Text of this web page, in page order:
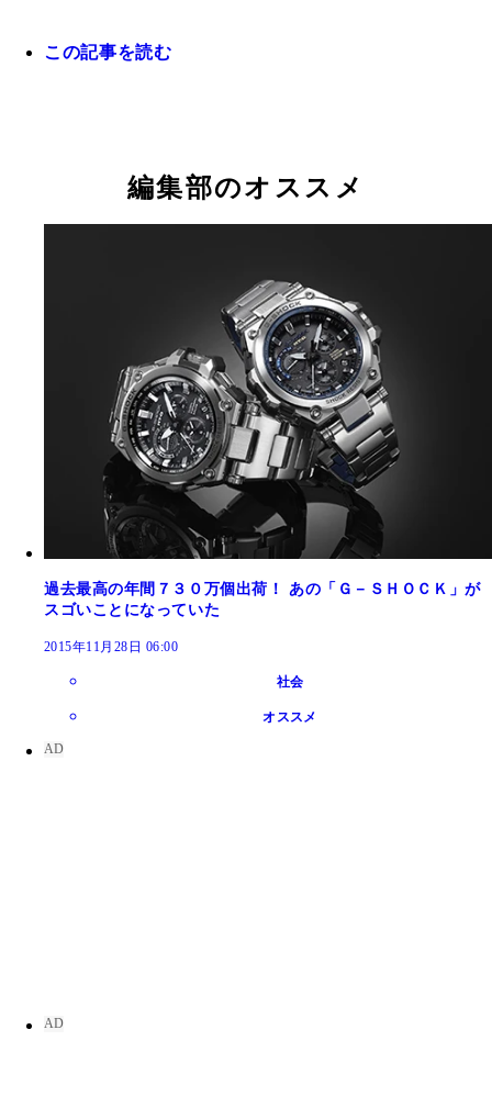
純金のＧ―ＳＨＯＣＫ コンセプトモデルで世界
Ｇ－ＳＨＯＣＫの最高峰。 ＭＲＧ－Ｇ１０００
Ｇ－ＳＨＯＣＫの最高峰。 ＭＲＧ－Ｇ１０００
ボディーをエイジド加工したＭＴＧ－Ｓ１０００
メタルが美しく、いつどこでも正確に時を刻める
ハイブリッド電波ソーラーを搭載したＭＴＧ－Ｇ
この記事を読む
編集部のオススメ
過去最高の年間７３０万個出荷！ あの「Ｇ－ＳＨＯＣＫ」が
スゴいことになっていた
2015年11月28日 06:00
社会
オススメ